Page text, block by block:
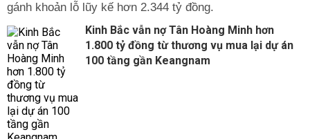
gánh khoản lỗ lũy kế hơn 2.344 tỷ đồng.
Kinh Bắc vẫn nợ Tân Hoàng Minh hơn
1.800 tỷ đồng từ thương vụ mua lại dự án
100 tầng gần Keangnam